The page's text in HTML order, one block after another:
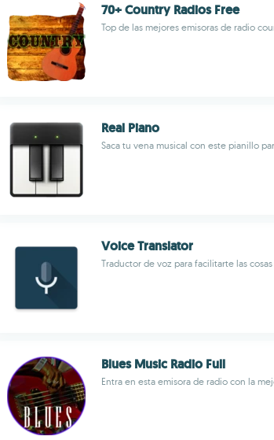
70+ Country Radios Free
Top de las mejores emisoras de radio
Real Piano
Saca tu vena musical con este pianillo
Voice Translator
Traductor de voz para facilitarte las cosas
Blues Music Radio Full
Entra en esta emisora de radio con la